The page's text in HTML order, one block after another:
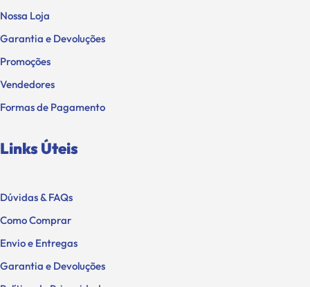
Nossa Loja
Garantia e Devoluções
Promoções
Vendedores
Formas de Pagamento
Links Úteis
Dúvidas & FAQs
Como Comprar
Envio e Entregas
Garantia e Devoluções